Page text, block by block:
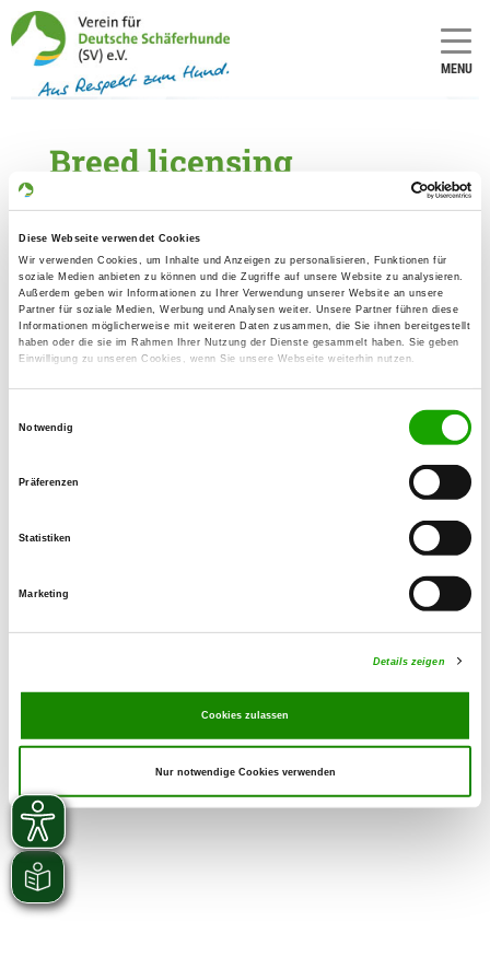
Diese Webseite verwendet Cookies
Wir verwenden Cookies, um Inhalte und Anzeigen zu personalisieren, Funktionen für
soziale Medien anbieten zu können und die Zugriffe auf unsere Website zu analysieren.
Außerdem geben wir Informationen zu Ihrer Verwendung unserer Website an unsere
Partner für soziale Medien, Werbung und Analysen weiter. Unsere Partner führen diese
Informationen möglicherweise mit weiteren Daten zusammen, die Sie ihnen bereitgestellt
haben oder die sie im Rahmen Ihrer Nutzung der Dienste gesammelt haben. Sie geben
Einwilligung zu unseren Cookies, wenn Sie unsere Webseite weiterhin nutzen.
Notwendig
Präferenzen
Statistiken
Marketing
Details zeigen
Cookies zulassen
Nur notwendige Cookies verwenden
MENU
Breed licensing
PDF forms
Word forms (to fill out)